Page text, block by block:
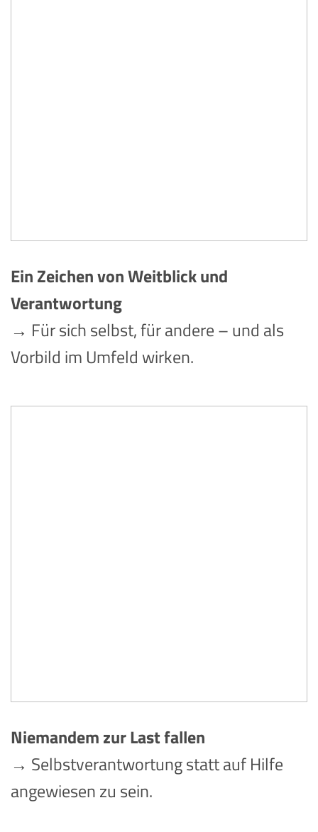
Ein Zeichen von Weitblick und
Verantwortung
→ Für sich selbst, für andere – und als
Vorbild im Umfeld wirken.
Niemandem zur Last fallen
→ Selbstverantwortung statt auf Hilfe
angewiesen zu sein.